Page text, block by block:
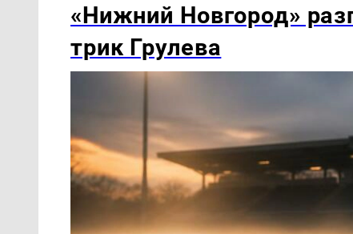
«Нижний Новгород»
трик Грулева